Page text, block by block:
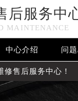
后服务中
MAINTENANCE
中心介绍 问
修售后服务中心！